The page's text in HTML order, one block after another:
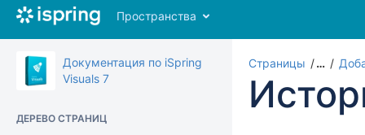
Перейти
главному
содержимому
assistive.skiplink.to.breadcrumbs
assistive.skiplink.to.header.menu
assistive.skiplink.to.quick.search
Пространства
Документация по iSpring
Visuals 7
ДЕРЕВО СТРАНИЦ
Страницы …